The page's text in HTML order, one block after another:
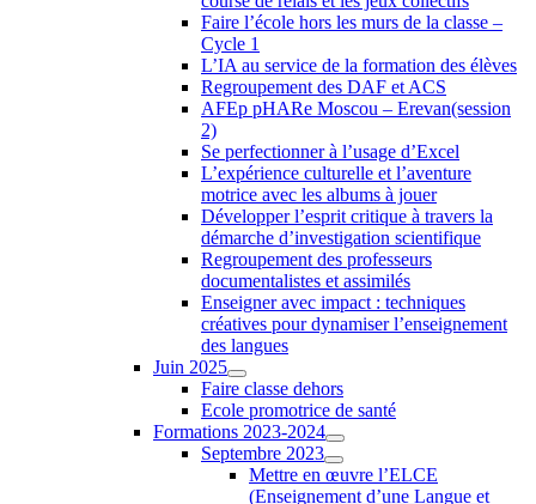
Faire l’école hors les murs de la classe –
Cycle 1
L’IA au service de la formation des élèves
Regroupement des DAF et ACS
AFEp pHARe Moscou – Erevan(session
2)
Se perfectionner à l’usage d’Excel
L’expérience culturelle et l’aventure
motrice avec les albums à jouer
Développer l’esprit critique à travers la
démarche d’investigation scientifique
Regroupement des professeurs
documentalistes et assimilés
Enseigner avec impact : techniques
créatives pour dynamiser l’enseignement
des langues
Juin 2025
Faire classe dehors
Ecole promotrice de santé
Formations 2023-2024
Septembre 2023
Mettre en œuvre l’ELCE
(Enseignement d’une Langue et